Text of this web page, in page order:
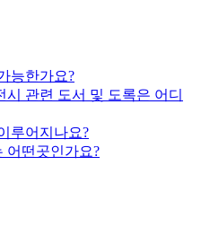
능한가요?
관련 도서 및 도록은 어디
루어지나요?
어떤곳인가요?